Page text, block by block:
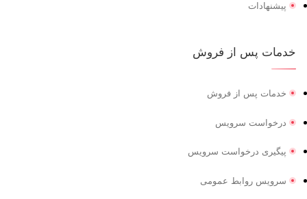
پیشنهادات
خدمات پس از فروش
خدمات پس از فروش
درخواست سرویس
پیگیری درخواست سرویس
سرویس روابط عمومی